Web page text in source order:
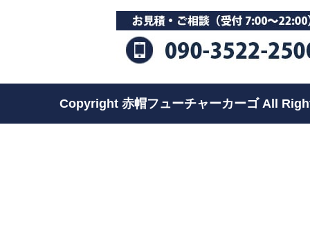
Copyright 赤帽フューチャーカーゴ All